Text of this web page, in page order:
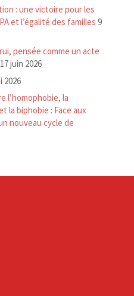
: une victoire pour les
et l’égalité des familles 9
pensée comme un acte
17 juin 2026
2026
l’homophobie, la
la biphobie : Face aux
nouveau cycle de